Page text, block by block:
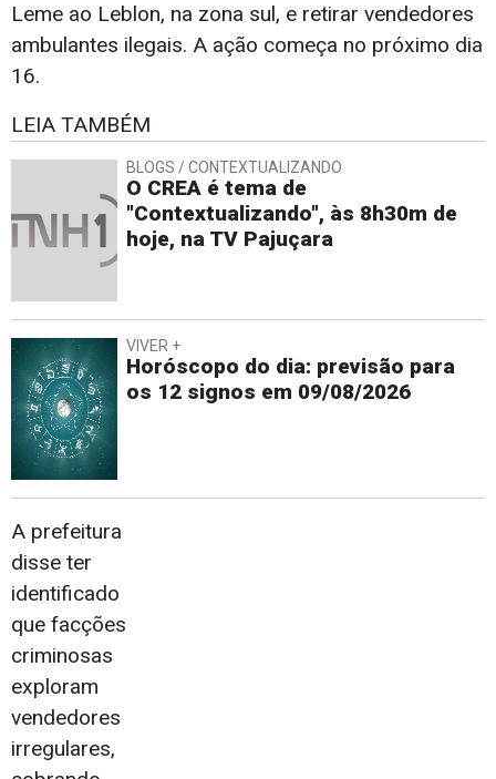
Leme ao Leblon, na zona sul, e retirar vendedores
ambulantes ilegais. A ação começa no próximo dia
16.
LEIA TAMBÉM
BLOGS / CONTEXTUALIZANDO
O CREA é tema de
"Contextualizando", às 8h30m de
hoje, na TV Pajuçara
VIVER +
Horóscopo do dia: previsão para
os 12 signos em 09/08/2026
A prefeitura
disse ter
identificado
que facções
criminosas
exploram
vendedores
irregulares,